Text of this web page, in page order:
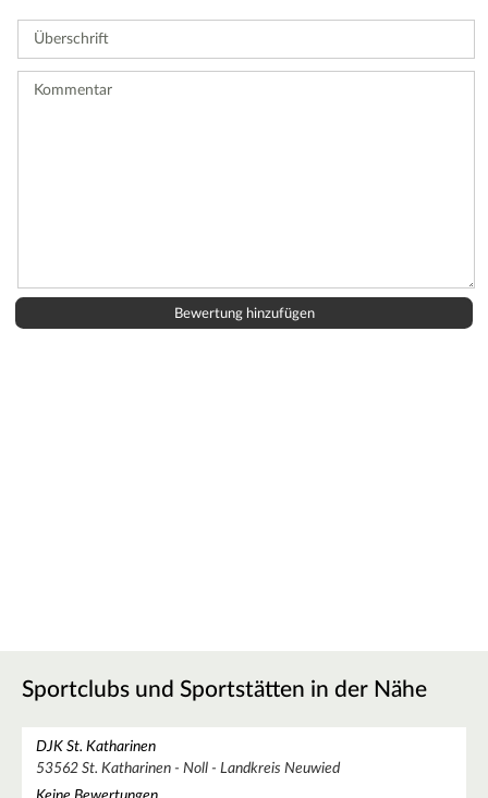
eine
Sportclubs und Sportstätten in der Nähe
DJK St. Katharinen
53562 St. Katharinen - Noll - Landkreis Neuwied